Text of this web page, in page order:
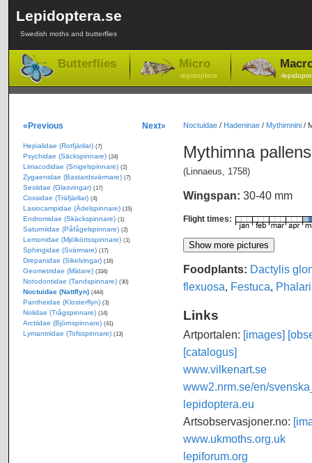
Lepidoptera.se
Swedish moths and butterflies
Butterflies Micro
-lepidoptera -
Noctuidae/ Hadeninae/ Mythimnini/
Mythimna
(Linnaeus, 1758)
Wingspan: 30-40 mm
Flight times:
Foodplants: Dactylis
flexuosa, Festuca,
Links
Artportalen: [images]
[catalogus]
www.vilkenart.se
www2.nrm.se/en/
lepidoptera.eu
Artsobservasjoner.no:
www.ukmoths.org.uk
lepiforum.org
«Previous Next»
Hepialidae (Rotfjärilar) (7)
Psychidae (Säckspinnare) (24)
Limacodidae (Snigelspinnare) (2)
Zygaenidae (Bastardsvärmare) (7)
Sesiidae (Glasvingar) (17)
Cossidae (Träfjärilar) (4)
Lasiocampidae (Ädelspinnare) (15)
Endromidae (Skäckspinnare) (1)
Saturniidae (Påfågelspinnare) (2)
Lemonidae (Mjölkörtsspinnare) (1)
Sphingidae (Svärmare) (17)
Drepanidae (Sikelvingar) (16)
Geometridae (Mätare) (334)
Notodontidae (Tandspinnare) (30)
Noctuidae (Nattflyn) (444)
Pantheidae (Klosterflyn) (3)
Nolidae (Trågspinnare) (14)
Arctiidae (Björnspinnare) (41)
Lymantriidae (Tofsspinnare) (13)